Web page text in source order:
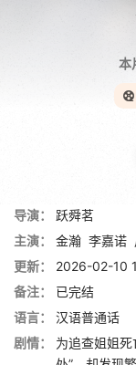
本
导演：
跃舜茗
主演：
金瀚 李嘉诺
更新：
2026-02-10
备注：
已完结
语言：
汉语普通话
剧情：
为追查姐姐